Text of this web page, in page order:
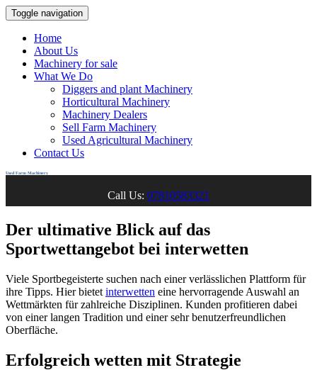
Toggle navigation
Home
About Us
Machinery for sale
What We Do
Diggers and plant Machinery
Horticultural Machinery
Machinery Dealers
Sell Farm Machinery
Used Agricultural Machinery
Contact Us
Used Farm Machinery
Call Us: 07810583321
Der ultimative Blick auf das
Sportwettangebot bei interwetten
Viele Sportbegeisterte suchen nach einer verlässlichen Plattform für
ihre Tipps. Hier bietet interwetten eine hervorragende Auswahl an
Wettmärkten für zahlreiche Disziplinen. Kunden profitieren dabei
von einer langen Tradition und einer sehr benutzerfreundlichen
Oberfläche.
Erfolgreich wetten mit Strategie